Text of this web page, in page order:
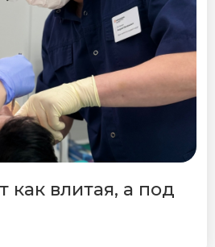
как влитая, а под